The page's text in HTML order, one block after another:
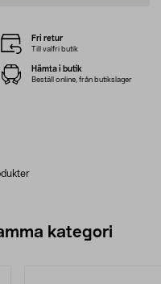
Fri retur
Till valfri butik
Hämta i butik
Beställ online, från butikslager
kategori